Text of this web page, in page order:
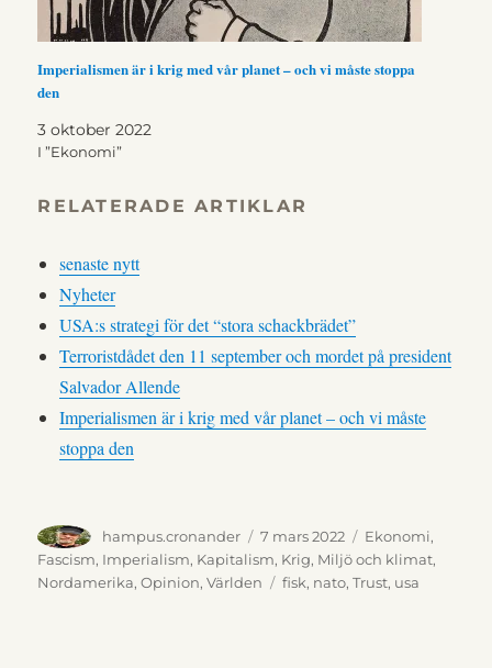
Imperialismen är i krig med vår planet – och vi måste stoppa
den
3 oktober 2022
I ”Ekonomi”
RELATERADE ARTIKLAR
senaste nytt
Nyheter
USA:s strategi för det “stora schackbrädet”
Terroristdådet den 11 september och mordet på president
Salvador Allende
Imperialismen är i krig med vår planet – och vi måste
stoppa den
Författare
hampus.cronander
Publicerat
den
7 mars 2022 Kategorier
Ekonomi,
Fascism, Imperialism, Kapitalism, Krig, Miljö och klimat,
Nordamerika,Opinion,Världen Etiketter
fisk, nato,Trust, usa